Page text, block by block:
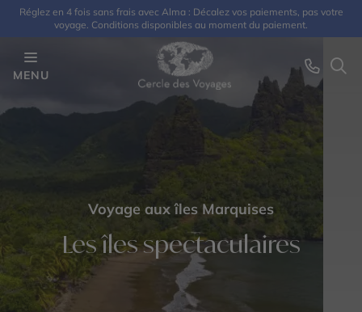
Réglez en 4 fois sans frais avec Alma : Décalez vos paiements, pas votre
voyage. Conditions disponibles au moment du paiement.
MENU
Voyage aux îles Marquises
Les îles spectaculaires